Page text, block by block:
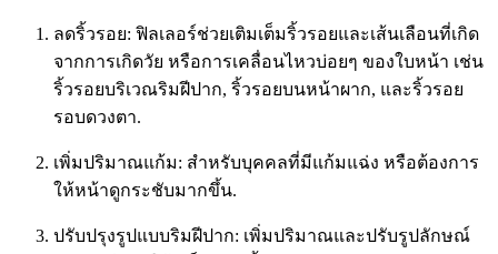
ลดริ้วรอย: ฟิลเลอร์ช่วยเติมเต็มริ้วรอยและเส้นเลือนที่เกิด
จากการเกิดวัย หรือการเคลื่อนไหวบ่อยๆ ของใบหน้า เช่น
ริ้วรอยบริเวณริมฝีปาก, ริ้วรอยบนหน้าผาก, และริ้วรอย
รอบดวงตา.
เพิ่มปริมาณแก้ม: สำหรับบุคคลที่มีแก้มแฉ่ง หรือต้องการ
ให้หน้าดูกระชับมากขึ้น.
ปรับปรุงรูปแบบริมฝีปาก: เพิ่มปริมาณและปรับรูปลักษณ์